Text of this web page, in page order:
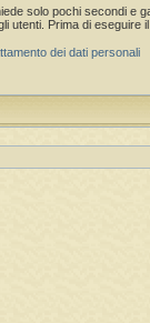
solo pochi secondi e
utenti. Prima di eseguire
dei dati personali